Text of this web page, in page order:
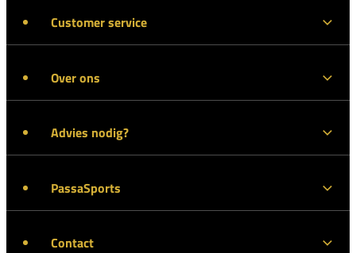
Customer service
Over ons
Advies nodig?
PassaSports
Contact